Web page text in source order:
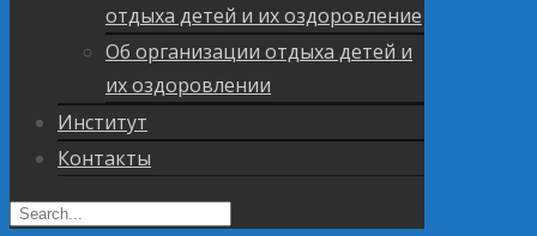
отдыха детей и их оздоровление
Об организации отдыха детей и
их оздоровлении
Институт
Контакты